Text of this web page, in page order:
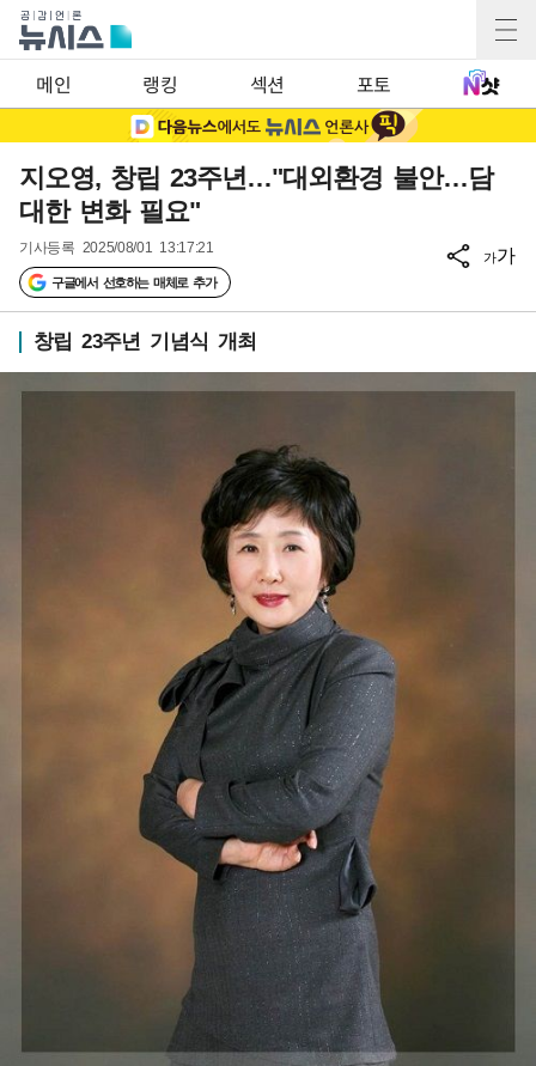
메인 랭킹 섹션 포토
지오영, 창립 23주년…"대외환경 불안…담
대한 변화 필요"
기사등록 2025/08/01 13:17:21
구글에서 선호하는 매체로 추가
가가
창립 23주년 기념식 개최